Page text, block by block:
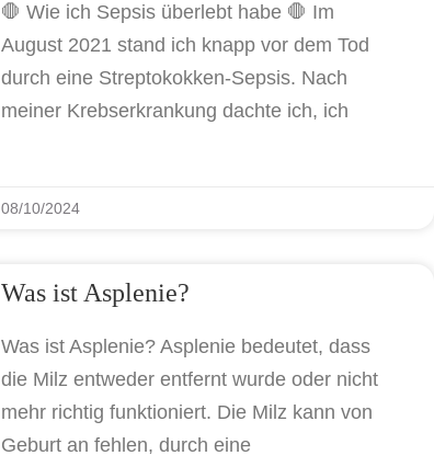
🛑 Wie ich Sepsis überlebt habe 🛑 Im
August 2021 stand ich knapp vor dem Tod
durch eine Streptokokken-Sepsis. Nach
meiner Krebserkrankung dachte ich, ich
08/10/2024
Was ist Asplenie?
Was ist Asplenie? Asplenie bedeutet, dass
die Milz entweder entfernt wurde oder nicht
mehr richtig funktioniert. Die Milz kann von
Geburt an fehlen, durch eine